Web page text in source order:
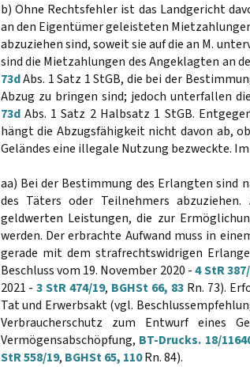
b) Ohne Rechtsfehler ist das Landgericht
an den Eigentümer geleisteten
abzuziehen sind, soweit sie auf die an M.
sind die Mietzahlungen des Angeklagten an
73dAbs. 1 Satz 1 StGB, die bei der
Abzug zu bringen sind; jedoch unterfallen
73dAbs. 1 Satz 2 Halbsatz 1 StGB.
hängt die Abzugsfähigkeit nicht davon ab,
Geländes eine illegale Nutzung bezweckte.
aa) Bei der Bestimmung des Erlangten sind
des Täters oder Teilnehmers
geldwerten Leistungen, die zur
werden. Der erbrachte Aufwand muss in
gerade mit dem strafrechtswidrigen
Beschluss vom 19. November 2020 -4 StR
2021 -3 StR 474/19, BGHSt 66, 83Rn. 73).
Tat und Erwerbsakt (vgl.
Verbraucherschutz zum Entwurf eines
Vermögensabschöpfung, BT-Drucks. 18/
StR 558/19, BGHSt 65, 110Rn. 84).